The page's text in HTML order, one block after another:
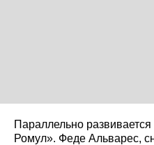
Параллельно
Ромул». Феде Альварес,